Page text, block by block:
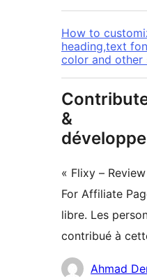
How to
heading,text
color and other
&
« Flixy –
For Affiliate
libre. Les
contribué à
Contributeurs
Ahmad